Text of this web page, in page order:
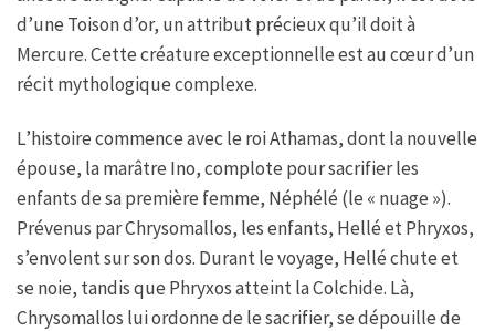
d’une Toison d’or, un attribut précieux qu’il doit à
Mercure. Cette créature exceptionnelle est au cœur d’un
récit mythologique complexe.
L’histoire commence avec le roi Athamas, dont la nouvelle
épouse, la marâtre Ino, complote pour sacrifier les
enfants de sa première femme, Néphélé (le « nuage »).
Prévenus par Chrysomallos, les enfants, Hellé et Phryxos,
s’envolent sur son dos. Durant le voyage, Hellé chute et
se noie, tandis que Phryxos atteint la Colchide. Là,
Chrysomallos lui ordonne de le sacrifier, se dépouille de